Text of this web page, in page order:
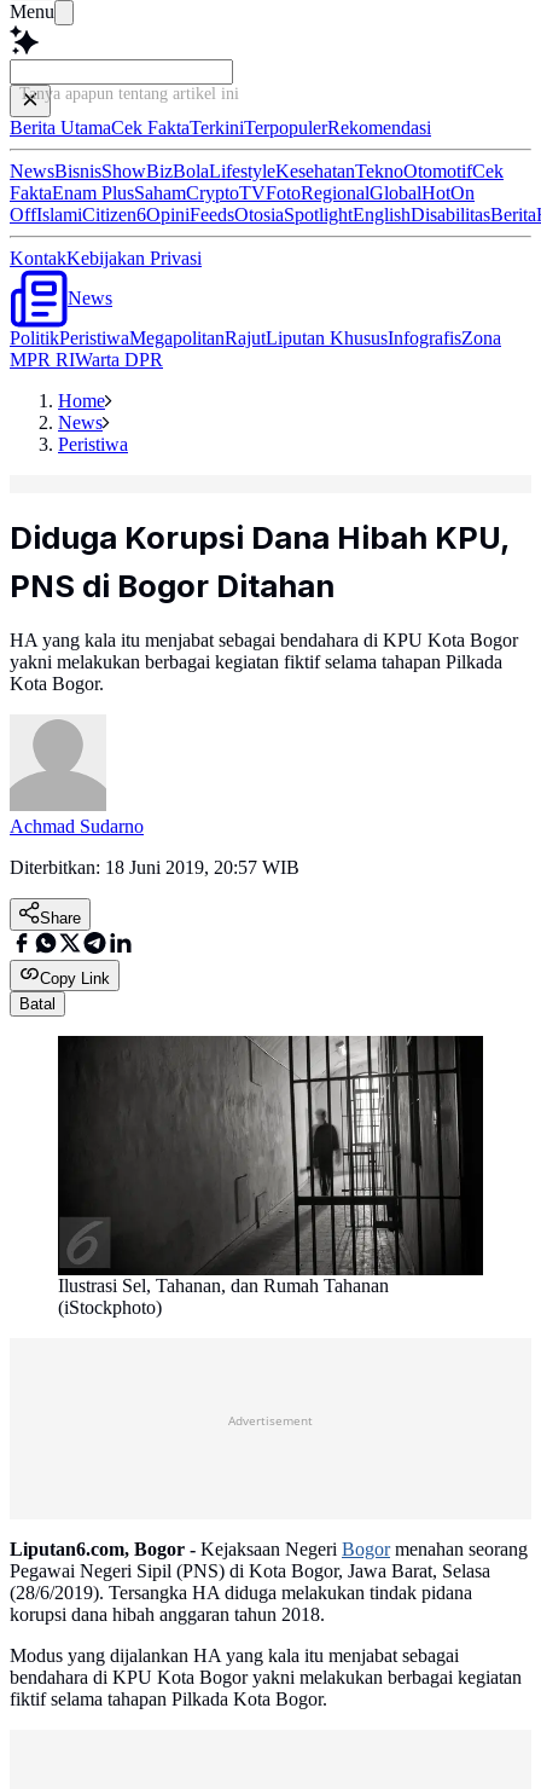
Menu
Tanya apapun tentang artikel ini...
Berita UtamaCek FaktaTerkiniTerpopulerRekomendasi
NewsBisnisShowBizBolaLifestyleKesehatanTeknoOtomotifCek
FaktaEnam PlusSahamCryptoTVFotoRegionalGlobalHotOn
OffIslamiCitizen6OpiniFeedsOtosiaSpotlightEnglishDisabilitasBerita
KontakKebijakan Privasi
News
PolitikPeristiwaMegapolitanRajutLiputan KhususInfografisZona
MPR RIWarta DPR
Home
News
Peristiwa
Diduga Korupsi Dana Hibah KPU,
PNS di Bogor Ditahan
HA yang kala itu menjabat sebagai bendahara di KPU Kota Bogor
yakni melakukan berbagai kegiatan fiktif selama tahapan Pilkada
Kota Bogor.
Achmad Sudarno
Diterbitkan: 18 Juni 2019, 20:57 WIB
Share
Copy Link
Batal
Ilustrasi Sel, Tahanan, dan Rumah Tahanan
(iStockphoto)
Advertisement
Liputan6.com, Bogor - Kejaksaan Negeri Bogormenahan seorang
Pegawai Negeri Sipil (PNS) di Kota Bogor, Jawa Barat, Selasa
(28/6/2019). Tersangka HA diduga melakukan tindak pidana
korupsi dana hibah anggaran tahun 2018.
Modus yang dijalankan HA yang kala itu menjabat sebagai
bendahara di KPU Kota Bogor yakni melakukan berbagai kegiatan
fiktif selama tahapan Pilkada Kota Bogor.